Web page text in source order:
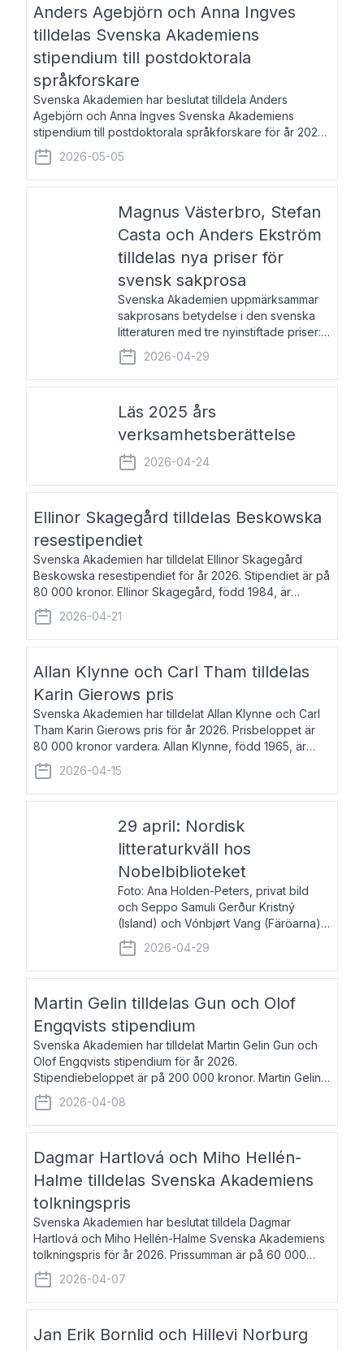
Anders Agebjörn och Anna Ingves
tilldelas Svenska Akademiens
stipendium till postdoktorala
språkforskare
Svenska Akademien har beslutat tilldela Anders
Agebjörn och Anna Ingves Svenska Akademiens
stipendium till postdoktorala språkforskare för år 2026.
Stipendiebeloppet är 75 000 kronor per mottagare.
Anders Agebjörn, född 1984, är universitet
2026-05-05
Magnus Västerbro, Stefan
Casta och Anders Ekström
tilldelas nya priser för
svensk sakprosa
Svenska Akademien uppmärksammar
sakprosans betydelse i den svenska
litteraturen med tre nyinstiftade priser:
Svenska Akademiens pris till
framstående författare av svensk
sakprosa som i år går till Magnus
2026-04-29
Läs 2025 års
verksamhetsberättelse
2026-04-24
Ellinor Skagegård tilldelas Beskowska
resestipendiet
Svenska Akademien har tilldelat Ellinor Skagegård
Beskowska resestipendiet för år 2026. Stipendiet är på
80 000 kronor. Ellinor Skagegård, född 1984, är
författare, journalist och musiker. Hon skriver
återkommande för Svenska Dagbladet, Ups
2026-04-21
Allan Klynne och Carl Tham tilldelas
Karin Gierows pris
Svenska Akademien har tilldelat Allan Klynne och Carl
Tham Karin Gierows pris för år 2026. Prisbeloppet är
80 000 kronor vardera. Allan Klynne, född 1965, är
arkeolog, författare, översättare och fil.dr i antikens
kultur och samhällsliv. Ut
2026-04-15
29 april: Nordisk
litteraturkväll hos
Nobelbiblioteket
Foto: Ana Holden-Peters, privat bild
och Seppo Samuli Gerður Kristný
(Island) och Vónbjørt Vang (Färöarna)
läser ur sina verk och samtalar med
John Swedenmark. De läser upp på
färöiska, isländska och svenska och
2026-04-29
Martin Gelin tilldelas Gun och Olof
Engqvists stipendium
Svenska Akademien har tilldelat Martin Gelin Gun och
Olof Engqvists stipendium för år 2026.
Stipendiebeloppet är på 200 000 kronor. Martin Gelin,
född 1978, är journalist och författare. Han lever
numera i Paris men var under många år bosat
2026-04-08
Dagmar Hartlová och Miho Hellén-
Halme tilldelas Svenska Akademiens
tolkningspris
Svenska Akademien har beslutat tilldela Dagmar
Hartlová och Miho Hellén-Halme Svenska Akademiens
tolkningspris för år 2026. Prissumman är på 60 000
kronor var. Dagmar Hartlová, född 1951, översätter
huvudsakligen från svenska till tjeckiska
2026-04-07
Jan Erik Bornlid och Hillevi Norburg